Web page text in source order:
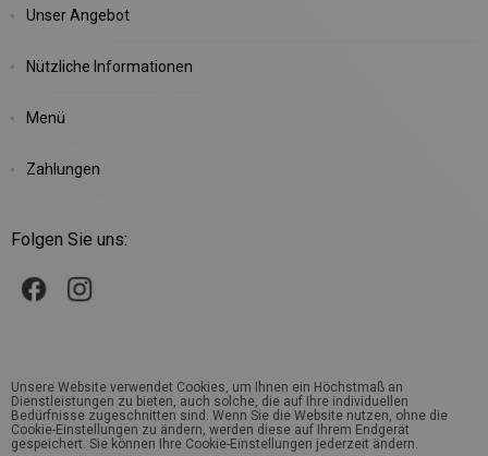
Unser Angebot
Nützliche Informationen
Menü
Zahlungen
Folgen Sie uns:
Unsere Website verwendet Cookies, um Ihnen ein Höchstmaß an
Dienstleistungen zu bieten, auch solche, die auf Ihre individuellen
Bedürfnisse zugeschnitten sind. Wenn Sie die Website nutzen, ohne die
Cookie-Einstellungen zu ändern, werden diese auf Ihrem Endgerät
gespeichert. Sie können Ihre Cookie-Einstellungen jederzeit ändern.